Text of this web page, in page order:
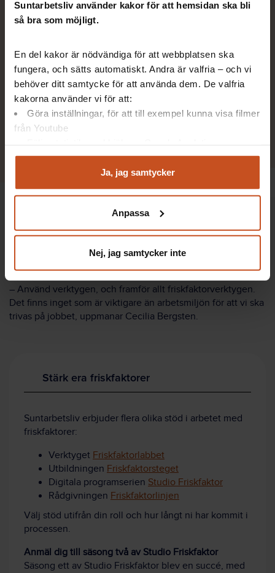
Suntarbetsliv använder kakor för att hemsidan ska bli
så bra som möjligt.
En del kakor är nödvändiga för att webbplatsen ska
fungera, och sätts automatiskt. Andra är valfria – och vi
behöver ditt samtycke för att använda dem. De valfria
kakorna använder vi för att:
Göra inställningar, för att till exempel kunna visa filmer
från Youtube
Analysera trafik för att kunna visa riktad information
Du kan när som helst återta ditt godkännande genom att
integritet@suntarbetsliv.se.
Ja, jag samtycker
Anpassa
Nej, jag samtycker inte
Det är bra att tydliggöra vad
det är som skapar friska
arbetsplatser.
Under kursen får deltagarna också tips på flera verktyg från
Suntarbetsliv som de kan använda i arbetsmiljöarbetet.
Prehabguiden, OSA-kollen och Friskfaktorlabbet är några av
dem.
– Använd verktygen, och framför allt friskfaktorverktygen.
Det finns inget som är viktigare än arbetsmiljön för att vi ska
trivas på jobbet, uppmanar Cecilia Bergsten.
Stärk era friskfaktorer
Suntarbetsliv erbjuder flera olika stöd i arbetet med
friskfaktorer:
Verktyget Friskfaktorlabbet
Utbildningen Friskfaktorsteget
Digitala programserien Studio Friskfaktor
Rådgivningen Friskfaktorlinjen
Välj stöd utifrån din roll och hur långt ni har kommit i
processen.
Anmäl dig till säsong två av Studio Friskfaktor
Säsong ett av Studio Friskfaktor blev en succé, med